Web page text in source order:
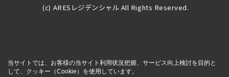
(c) ARESレジデンシャル All Rights Reserved.
当サイトでは、お客様の当サイト利用状況把握、サービス向上検討を目的と
して、クッキー（Cookie）を使用しています。